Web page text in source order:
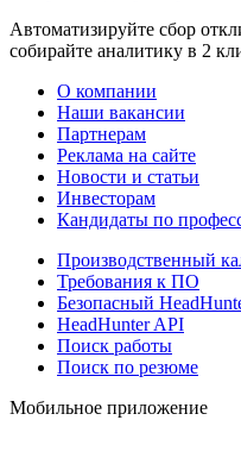
Автоматизируйте сбор
собирайте аналитику в 2
О компании
Наши вакансии
Партнерам
Реклама на сайте
Новости и статьи
Инвесторам
Кандидаты по
Производственный
Требования к ПО
Безопасный
HeadHunter API
Поиск работы
Поиск по резюме
Мобильное приложение